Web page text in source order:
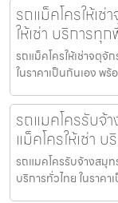
รถแม็คโครให้เ
ให้เช่า บริการทุ
รถแม็คโครให้เช่าจตุจั
ในราคาเป็นกันเอง พ
รถแมคโครรับจ้
แม็คโครให้เช่า
รถแมคโครรับจ้างสมุท
บริการทั่วไทย ในราค